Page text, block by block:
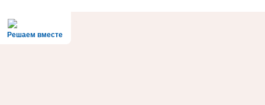
Решаем вместе